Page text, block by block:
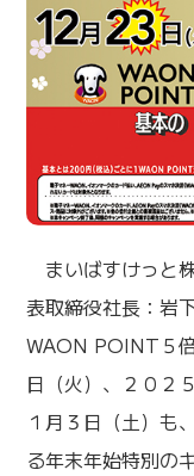
まいばすけっと
表取締役社長：岩
WAON POINT５
日（火）、２０２
１月３日（土）も
る年末年始特別の